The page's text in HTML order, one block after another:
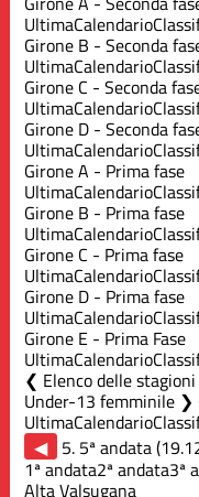
UltimaCalendario
Girone B - Seconda
UltimaCalendario
Girone C - Seconda
UltimaCalendario
Girone D - Seconda
UltimaCalendario
Girone A - Prima fase
UltimaCalendario
Girone B - Prima fase
UltimaCalendario
Girone C - Prima fase
UltimaCalendario
Girone D - Prima fase
UltimaCalendario
Girone E - Prima Fase
UltimaCalendario
Elenco delle stagioni
Under-13 femminile ❯
UltimaCalendario
◀ 5. 5ª andata
1ª andata2ª andata3ª
Alta Valsugana